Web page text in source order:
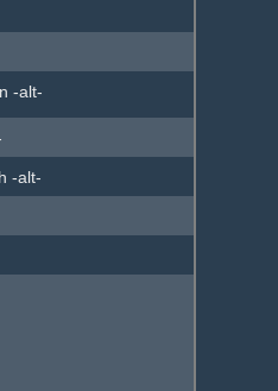
-alt-
-alt-